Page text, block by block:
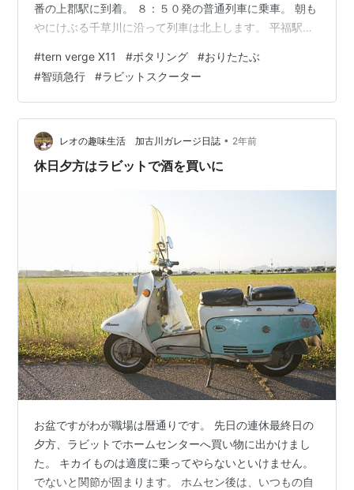
番の上郡駅に到着。 ８：５０発の普通列車に乗車。 朝も
やにけぶる千草川に沿って列車は北上します。 平福駅で
で、千種川下流に向けて南下します。 平福の街を散策。
朝そばを食べようとしたら、開店は１１時とのこと。 モ
ーニングを佐用で食べることにして、平福の街を散歩し
ます。 平福から佐用に向かう途中に見つけたサニーバ
ン。今見るとめっちゃかっこいいです。小学生のころ、
これのセダンに…
#tern verge X11 #ポタリング #おりたたぶ
#智頭急行 #ラビットスクーター
レオの趣味生活 加古川ガレージ日誌 • 2年前
休日夕方はラビットで酒を買いに
お盆ですがわが職場は暦通りです。 先日の連休最終日の
夕方、ラビットでホームセンターへ買い物に出かけまし
た。 キカイものは適度に乗ってやらないといけません。
でないと関節が固まります。 ホムセン後は、いつもの自